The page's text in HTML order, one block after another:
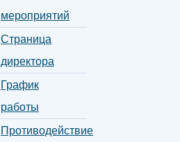
мероприятий
Страница
директора
График
работы
Противодействие